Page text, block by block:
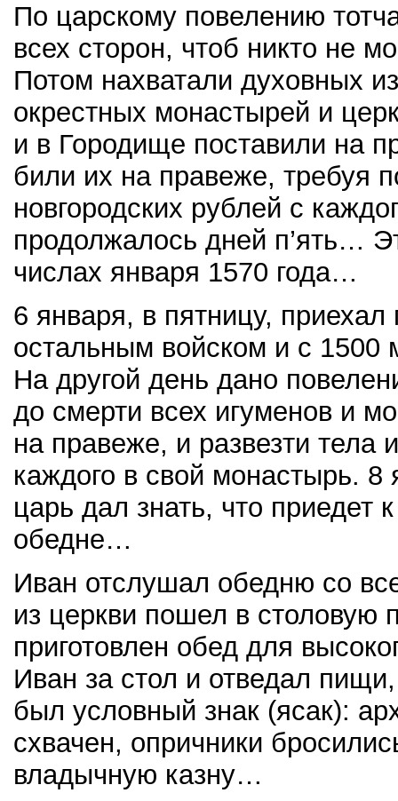
По царскому повелению
всех сторон, чтоб никто не
Потом нахватали духовных
окрестных монастырей и
и в Городище поставили на
били их на правеже, требуя
новгородских рублей с
продолжалось дней п’ять…
числах января 1570 года…
6 января, в пятницу,
остальным войском и с 1500
На другой день дано
до смерти всех игуменов и
на правеже, и развезти тела
каждого в свой монастырь. 8
царь дал знать, что приедет
обедне…
Иван отслушал обедню со
из церкви пошел в столовую
приготовлен обед для
Иван за стол и отведал
был условный знак (ясак):
схвачен, опричники
владычную казну…